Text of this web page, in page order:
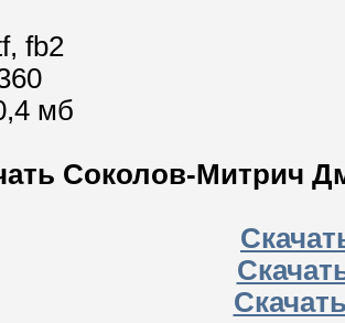
fb2
мб
Соколов-Митрич